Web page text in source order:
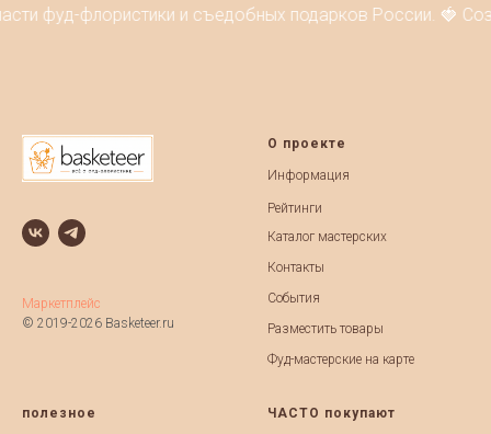
фуд-флористики и съедобных подарков России. 🍓
Маркетплейс
© 2019-2026 Basketeer.ru
О проекте
Информация
Рейтинги
Каталог мастерских
Контакты
События
Разместить товары
Фуд-мастерские на карте
полезное ЧАСТО покупают